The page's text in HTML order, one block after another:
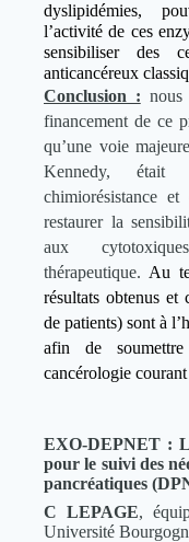
dyslipidémies,
l’activité de ces
sensibiliser des
anticancéreux
Conclusion :
financement de ce
qu’une voie
Kennedy, était
chimiorésistance
restaurer la
aux
thérapeutique. Au
résultats obtenus et
de patients) sont à
afin de
cancérologie
EXO-DEPNET :
pour le suivi des
pancréatiques
C LEPAGE,
Université